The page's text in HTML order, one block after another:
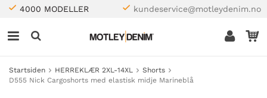
4000 MODELLER kundeservice@motleydenim.no
Startsiden HERREKLÆR 2XL-14XL
Shorts
D555 Nick Cargoshorts med elastisk midje Marineblå